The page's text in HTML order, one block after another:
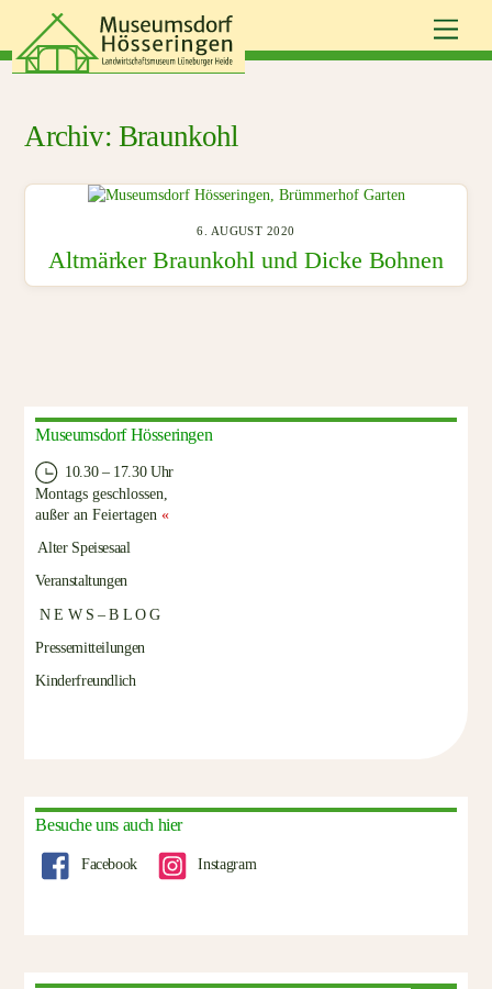
content
Braunkohl
6. AUGUST 2020
Altmärker Braunkohl und Dicke Bohnen
Museumsdorf Hösseringen
10.30 – 17.30 Uhr
Montags geschlossen,
außer an Feiertagen«
Alter Speisesaal
Veranstaltungen
N E W S – B L O G
Pressemitteilungen
Kinderfreundlich
Besuche uns auch hier
Facebook Instagram